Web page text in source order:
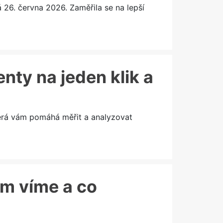
června 2026. Zaměřila se na lepší
na jeden klik a
vám pomáhá měřit a analyzovat
víme a co